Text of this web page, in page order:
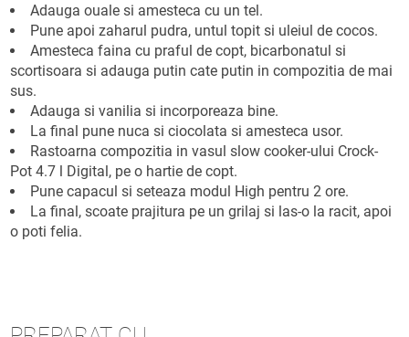
Adauga ouale si amesteca cu un tel.
Pune apoi zaharul pudra, untul topit si uleiul de cocos.
Amesteca faina cu praful de copt, bicarbonatul si
scortisoara si adauga putin cate putin in compozitia de mai
sus.
Adauga si vanilia si incorporeaza bine.
La final pune nuca si ciocolata si amesteca usor.
Rastoarna compozitia in vasul slow cooker-ului Crock-
Pot 4.7 l Digital, pe o hartie de copt.
Pune capacul si seteaza modul High pentru 2 ore.
La final, scoate prajitura pe un grilaj si las-o la racit, apoi
o poti felia.